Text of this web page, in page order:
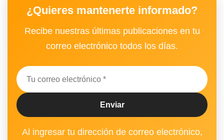
¿Quieres mantenerte informado?
Recibe nuestras últimas publicaciones en tu
correo electrónico todos los días.
Al ingresar tu dirección de correo electrónico,